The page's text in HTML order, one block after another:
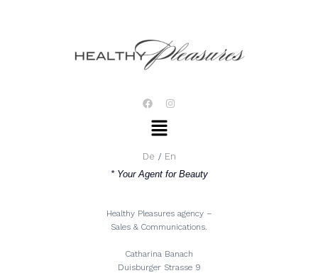
F
a
c
e
b
o
I
n
r
m
Menü
De
En
* Your Agent for Beauty
Healthy Pleasures agency –
Sales & Communications.
Catharina Banach
Duisburger Strasse 9